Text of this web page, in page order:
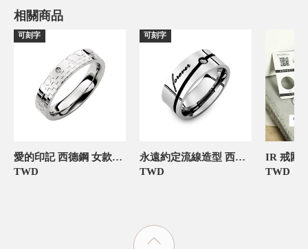
相關商品
可刻字
愛的印記 西德鋼 女款戒指-官網限定
TWD
可刻字
永遠約定流線造型 西德鋼 男款戒指-官網限定
TWD
TWD